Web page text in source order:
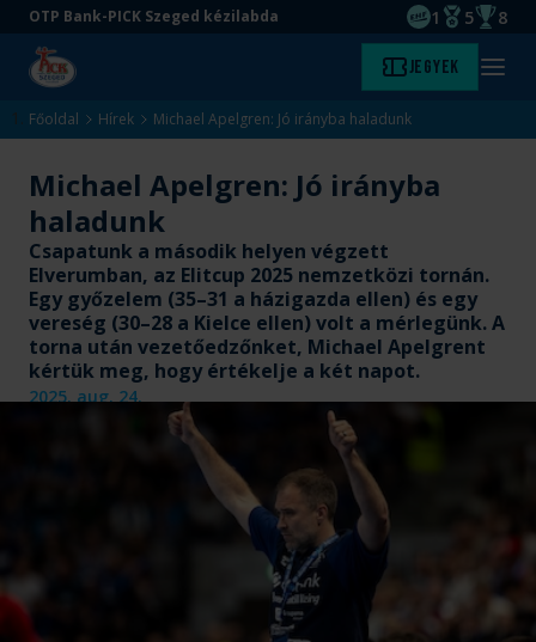
Ugrás
tartalomra
Ugrás
aljára
OTP Bank-PICK Szeged kézilabda
EHF
1
Magyar
5 8
Kezdőlap Jegyek Menü
Főoldal Hírek Michael Apelgren: Jó irányba haladunk
Michael Apelgren: Jó irányba
haladunk
Csapatunk a második helyen végzett
Elverumban, az Elitcup 2025 nemzetközi tornán.
Egy győzelem (35–31 a házigazda ellen) és egy
vereség (30–28 a Kielce ellen) volt a mérlegünk. A
torna után vezetőedzőnket, Michael Apelgrent
kértük meg, hogy értékelje a két napot.
2025. aug. 24.